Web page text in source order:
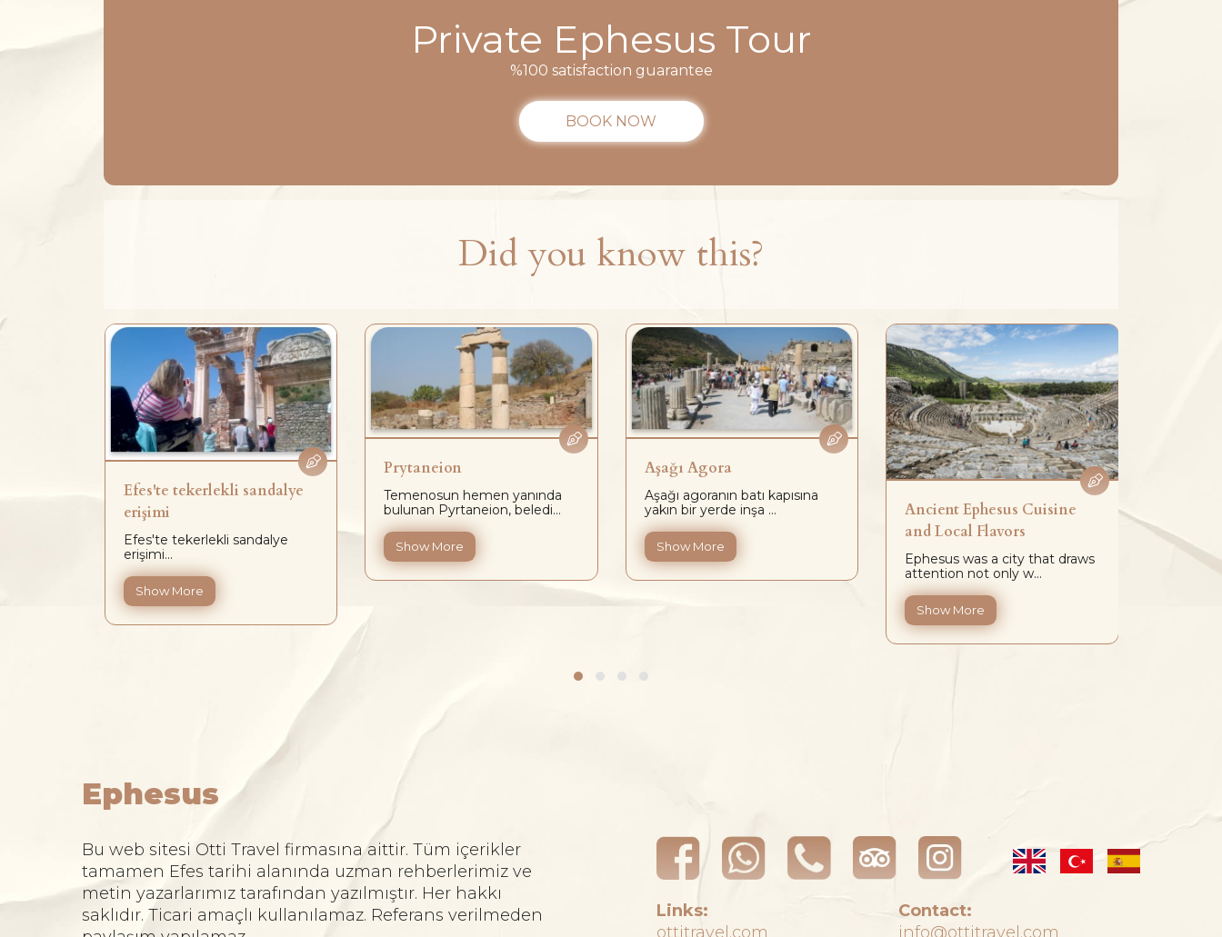
Private Ephesus Tour
%100 satisfaction guarantee
BOOK NOW
Did you know this?
Efes'te tekerlekli sandalye
erişimi
Efes'te tekerlekli sandalye
erişimi...
Show More
Prytaneion
Temenosun hemen yanında
bulunan Pyrtaneion, beledi...
Show More
Aşağı Agora
Aşağı agoranın batı kapısına
yakın bir yerde inşa ...
Show More
Ancient Ephesus Cuisine
and Local Flavors
Ephesus was a city that draws
attention not only w...
Show More
Show
Ephesus
Bu web sitesi Otti Travel firmasına aittir. Tüm içerikler
tamamen Efes tarihi alanında uzman rehberlerimiz ve
metin yazarlarımız tarafından yazılmıştır. Her hakkı
saklıdır. Ticari amaçlı kullanılamaz. Referans verilmeden
Links:
ottitravel.com
Contact:
info@ottitravel.com